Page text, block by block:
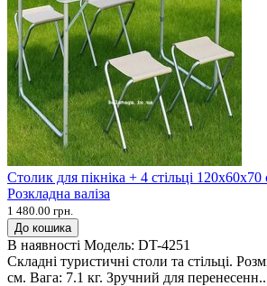
Столик для пікніка + 4 стільці
Розкладна валіза
1 480.00 грн.
До кошика
В наявності Модель: DT-4251
Складні туристичні столи та стільці.
см. Вага: 7.1 кг. Зручний для перенесенн..